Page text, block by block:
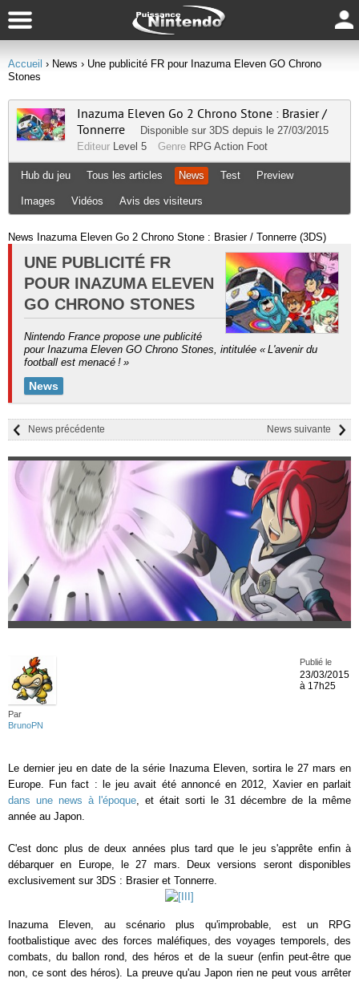
Accueil › News › Une publicité FR pour Inazuma Eleven GO Chrono
Stones
Inazuma Eleven Go 2 Chrono Stone : Brasier /
Tonnerre
Disponible sur 3DS depuis le 27/03/2015
Editeur Level 5 Genre RPG Action Foot
Hub du jeu Tous les articles News Test Preview
Images Vidéos Avis des visiteurs
News Inazuma Eleven Go 2 Chrono Stone : Brasier / Tonnerre (3DS)
UNE PUBLICITÉ FR
POUR INAZUMA ELEVEN
GO CHRONO STONES
Nintendo France propose une publicité
pour Inazuma Eleven GO Chrono Stones, intitulée « L'avenir du
football est menacé ! »
News
News suivante
News précédente
Par
BrunoPN
Publié le
23/03/2015
à 17h25
Le dernier jeu en date de la série Inazuma Eleven, sortira le 27 mars en
Europe. Fun fact : le jeu avait été annoncé en 2012, Xavier en parlait
dans une news à l'époque, et était sorti le 31 décembre de la même
année au Japon.
C'est donc plus de deux années plus tard que le jeu s'apprête enfin à
débarquer en Europe, le 27 mars. Deux versions seront disponibles
exclusivement sur 3DS : Brasier et Tonnerre.
Inazuma Eleven, au scénario plus qu'improbable, est un RPG
footbalistique avec des forces maléfiques, des voyages temporels, des
combats, du ballon rond, des héros et de la sueur (enfin peut-être que
non, ce sont des héros). La preuve qu'au Japon rien ne peut vous arrêter